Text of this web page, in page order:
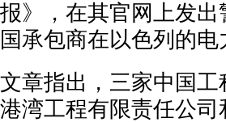
报》，在其官网上发
国承包商在以色列的
文章指出，三家中国
港湾工程有限责任公